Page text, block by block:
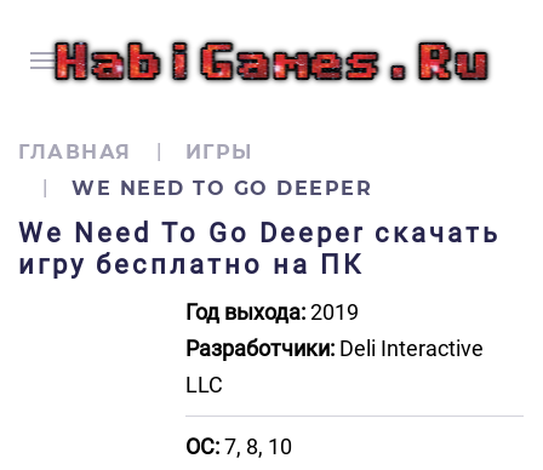
ГЛАВНАЯ
ИГРЫ
WE NEED TO GO DEEPER
We Need To Go Deeper скачать
игру бесплатно на ПК
Год выхода:2019
Разработчики: Deli Interactive
LLC
ОС:7, 8, 10